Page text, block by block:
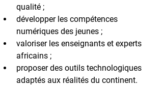
qualité ;
développer les compétences
numériques des jeunes ;
valoriser les enseignants et experts
africains ;
proposer des outils technologiques
adaptés aux réalités du continent.